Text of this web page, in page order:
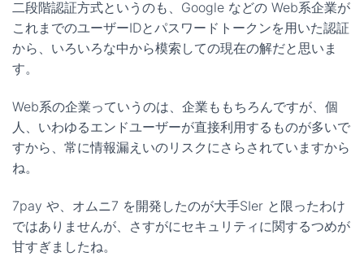
二段階認証方式というのも、Google などの Web系企業が
これまでのユーザーIDとパスワードトークンを用いた認証
から、いろいろな中から模索しての現在の解だと思いま
す。
Web系の企業っていうのは、企業ももちろんですが、個
人、いわゆるエンドユーザーが直接利用するものが多いで
すから、常に情報漏えいのリスクにさらされていますから
ね。
7pay や、オムニ7 を開発したのが大手SIer と限ったわけ
ではありませんが、さすがにセキュリティに関するつめが
甘すぎましたね。